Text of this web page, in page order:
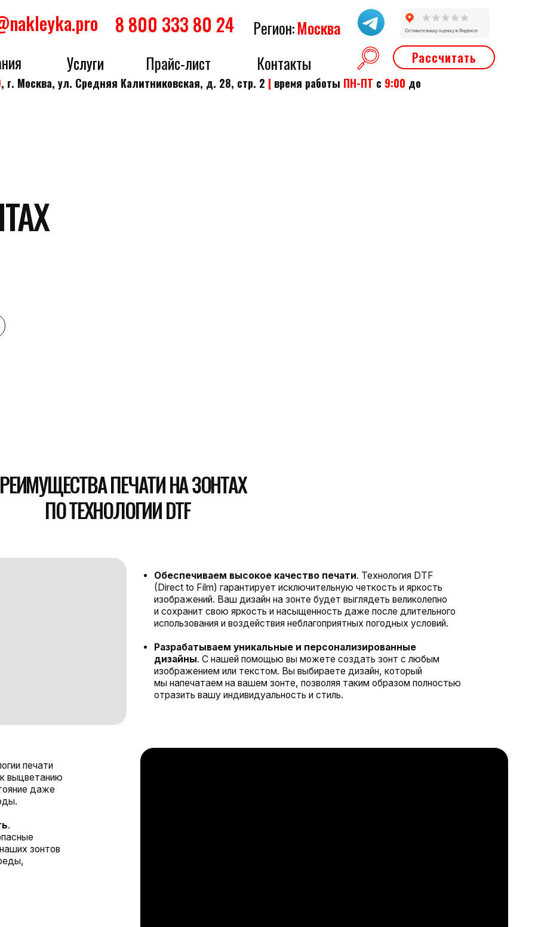
Регион:
, г. Москва, ул. Средняя Калитниковская, д. 28, стр. 2 | время работы ПН-ПТ с 9:00 до
Москва
Контакты
Услуги Прайс-лист
8 800 333 80 24
Рассчитать
Обеспечиваем высокое качество печати
использования и воздействия неблагоприятных погодных условий.
Разрабатываем уникальные и персонализированные
. С нашей помощью вы можете создать зонт с любым
изображением или текстом. Вы выбираете дизайн, который
мы напечатаем на вашем зонте, позволяя таким образом полностью
отразить вашу индивидуальность и стиль.